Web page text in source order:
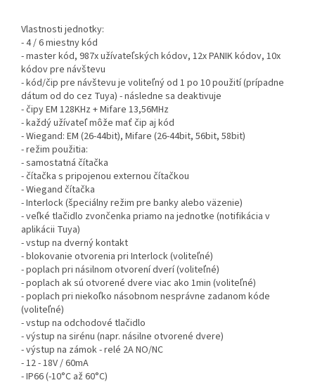
Vlastnosti jednotky:
- 4 / 6 miestny kód
- master kód, 987x užívateľských kódov, 12x PANIK kódov, 10x
kódov pre návštevu
- kód/čip pre návštevu je voliteľný od 1 po 10 použití (prípadne
dátum od do cez Tuya) - následne sa deaktivuje
- čipy EM 128KHz + Mifare 13,56MHz
- každý užívateľ môže mať čip aj kód
- Wiegand: EM (26-44bit), Mifare (26-44bit, 56bit, 58bit)
- režim použitia:
- samostatná čítačka
- čítačka s pripojenou externou čítačkou
- Wiegand čítačka
- Interlock (špeciálny režim pre banky alebo väzenie)
- veľké tlačidlo zvončenka priamo na jednotke (notifikácia v
aplikácii Tuya)
- vstup na dverný kontakt
- blokovanie otvorenia pri Interlock (voliteľné)
- poplach pri násilnom otvorení dverí (voliteľné)
- poplach ak sú otvorené dvere viac ako 1min (voliteľné)
- poplach pri niekoľko násobnom nesprávne zadanom kóde
(voliteľné)
- vstup na odchodové tlačidlo
- výstup na sirénu (napr. násilne otvorené dvere)
- výstup na zámok - relé 2A NO/NC
- 12 - 18V / 60mA
- IP66 (-10°C až 60°C)